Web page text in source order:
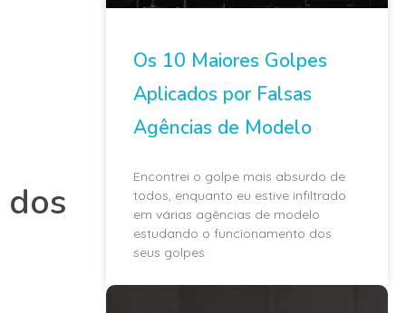
Os 10 Maiores Golpes
Aplicados por Falsas
Agências de Modelo
Encontrei o golpe mais absurdo de
todos, enquanto eu estive infiltrado
em várias agências de modelo
estudando o funcionamento dos
seus golpes